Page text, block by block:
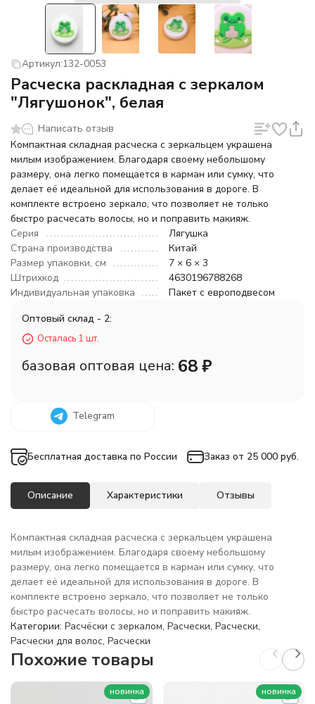
Артикул:132-0053
Расческа раскладная с зеркалом
"Лягушонок", белая
Написать отзыв
Компактная складная расческа с зеркальцем украшена
милым изображением. Благодаря своему небольшому
размеру, она легко помещается в карман или сумку, что
делает её идеальной для использования в дороге. В
комплекте встроено зеркало, что позволяет не только
быстро расчесать волосы, но и поправить макияж.
Серия
Лягушка
Страна производства
Китай
Размер упаковки, см
7 × 6 × 3
Штрихкод
4630196788268
Индивидуальная упаковка
Пакет с европодвесом
Оптовый склад - 2:
Осталась 1 шт.
базовая оптовая цена: 68₽
Telegram
Бесплатная доставка по России Заказ от 25 000 руб.
Описание Характеристики Отзывы
Компактная складная расческа с зеркальцем украшена
милым изображением. Благодаря своему небольшому
размеру, она легко помещается в карман или сумку, что
делает её идеальной для использования в дороге. В
комплекте встроено зеркало, что позволяет не только
быстро расчесать волосы, но и поправить макияж.
Категории: Расчёски с зеркалом, Расчески, Расчески,
Расчески для волос, Расчески
Похожие товары
новинка новинка